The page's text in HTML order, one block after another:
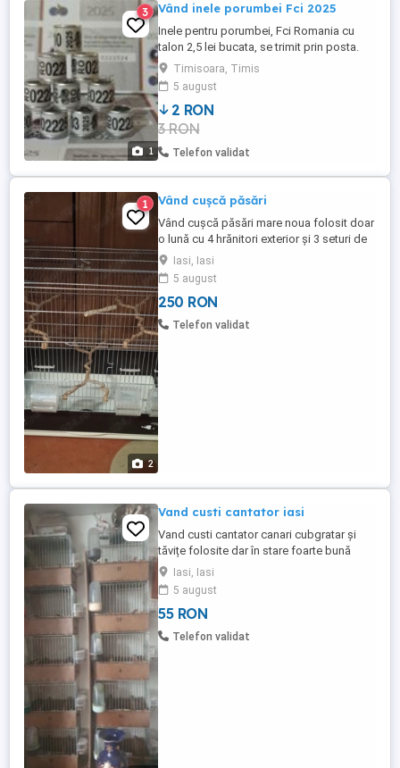
1
3 Vând inele porumbei Fci 2025
Inele pentru porumbei, Fci Romania cu
talon 2,5 lei bucata, se trimit prin posta.
Timisoara, Timis
5 august
2 RON
3 RON
Telefon validat
2
1 Vând cușcă păsări
Vând cușcă păsări mare noua folosit doar
o lună cu 4 hrănitori exterior și 3 seturi de
bețe interior cu tava curățenie cromată
preț negociabil
Iasi, Iasi
5 august
250 RON
Telefon validat
Vand custi cantator iasi
Vand custi cantator canari cubgratar și
tăvițe folosite dar în stare foarte bună
culoare maro preț fix
Iasi, Iasi
5 august
55 RON
Telefon validat